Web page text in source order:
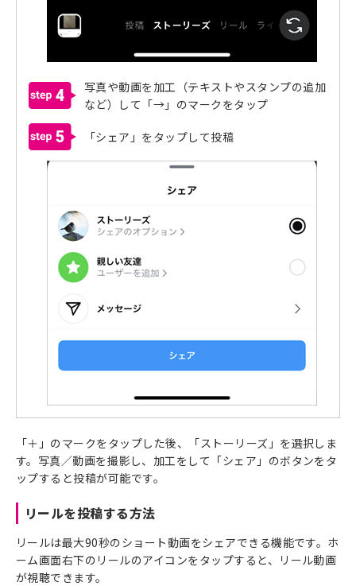
4
写真や動画を加工（テキストやスタンプの追加
など）して「→」のマークをタップ
5 「シェア」をタップして投稿
「＋」のマークをタップした後、「ストーリーズ」を選択しま
す。写真／動画を撮影し、加工をして「シェア」のボタンをタ
ップすると投稿が可能です。
リールを投稿する方法
リールは最大90秒のショート動画をシェアできる機能です。ホ
ーム画面右下のリールのアイコンをタップすると、リール動画
が視聴できます。